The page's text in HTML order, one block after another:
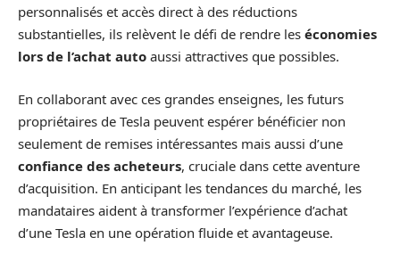
personnalisés et accès direct à des réductions
substantielles, ils relèvent le défi de rendre les économies
lors de l’achat auto aussi attractives que possibles.
En collaborant avec ces grandes enseignes, les futurs
propriétaires de Tesla peuvent espérer bénéficier non
seulement de remises intéressantes mais aussi d’une
confiance des acheteurs, cruciale dans cette aventure
d’acquisition. En anticipant les tendances du marché, les
mandataires aident à transformer l’expérience d’achat
d’une Tesla en une opération fluide et avantageuse.